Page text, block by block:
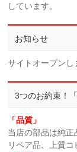
しています。
お知らせ
サイトオープンし
3つのお約束！
「品質」
当店の部品は純正
リペア品、上質コ